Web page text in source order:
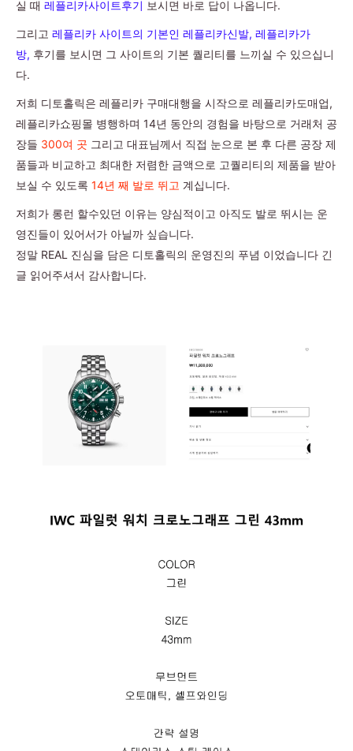
실 때 레플리카사이트후기 보시면 바로 답이 나옵니다.
그리고 레플리카 사이트의 기본인 레플리카신발, 레플리카가
방, 후기를 보시면 그 사이트의 기본 퀄리티를 느끼실 수 있으십니
다.
저희 디토홀릭은 레플리카 구매대행을 시작으로 레플리카도매업,
레플리카쇼핑몰 병행하며 14년 동안의 경험을 바탕으로 거래처 공
장들 300여 곳 그리고 대표님께서 직접 눈으로 본 후 다른 공장 제
품들과 비교하고 최대한 저렴한 금액으로 고퀄리티의 제품을 받아
보실 수 있도록 14년 째 발로 뛰고 계십니다.
저희가 롱런 할수있던 이유는 양심적이고 아직도 발로 뛰시는 운
영진들이 있어서가 아닐까 싶습니다.
정말 REAL 진심을 담은 디토홀릭의 운영진의 푸념 이었습니다 긴
글 읽어주셔서 감사합니다.